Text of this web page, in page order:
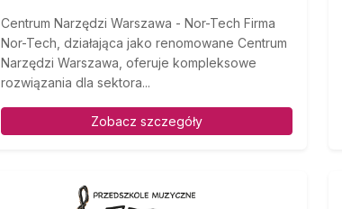
Centrum Narzędzi Warszawa - Nor-Tech Firma
Nor-Tech, działająca jako renomowane Centrum
Narzędzi Warszawa, oferuje kompleksowe
rozwiązania dla sektora...
Zobacz szczegóły